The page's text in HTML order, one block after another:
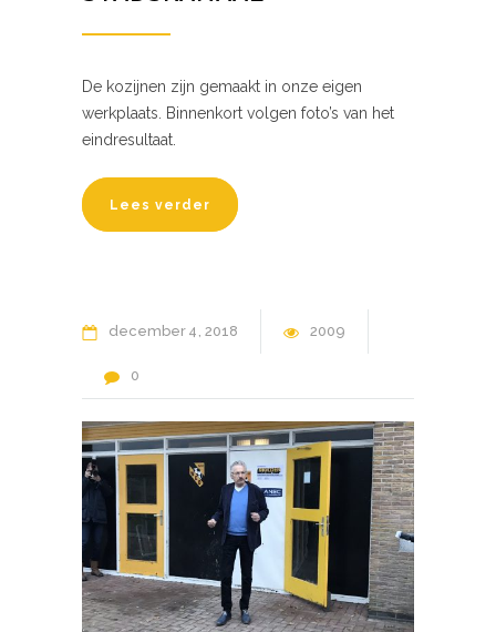
De kozijnen zijn gemaakt in onze eigen
werkplaats. Binnenkort volgen foto’s van het
eindresultaat.
Lees verder
december 4 2018 2009
0